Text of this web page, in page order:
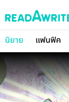
นิยาย แฟนฟิค